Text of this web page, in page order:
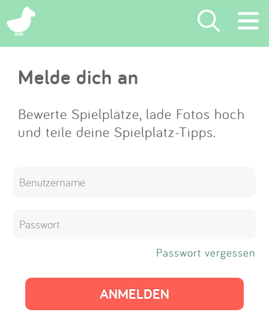
×
Suchen
Eintragen
App
Melde dich an
Bewerte Spielplätze, lade Fotos hoch
und teile deine Spielplatz-Tipps.
Passwort vergessen